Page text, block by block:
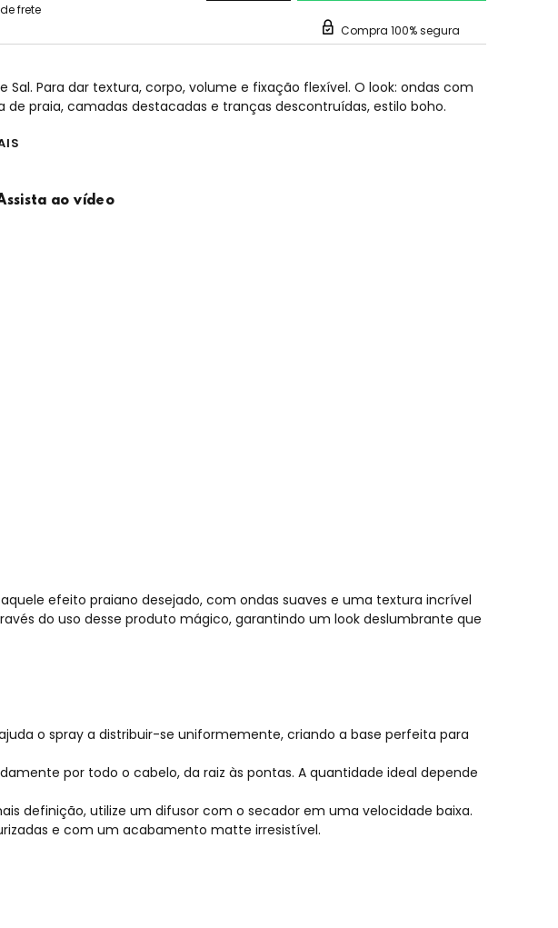
frete
Compra 100% segura
Sal. Para dar textura, corpo, volume e fixação flexível. O look: ondas com
de praia, camadas destacadas e tranças descontruídas, estilo boho.
ao vídeo
efeito praiano desejado, com ondas suaves e uma textura incrível
do uso desse produto mágico, garantindo um look deslumbrante que
o spray a distribuir-se uniformemente, criando a base perfeita para
por todo o cabelo, da raiz às pontas. A quantidade ideal depende
definição, utilize um difusor com o secador em uma velocidade baixa.
e com um acabamento matte irresistível.